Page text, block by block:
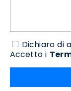
Dichiaro di
Accetto i